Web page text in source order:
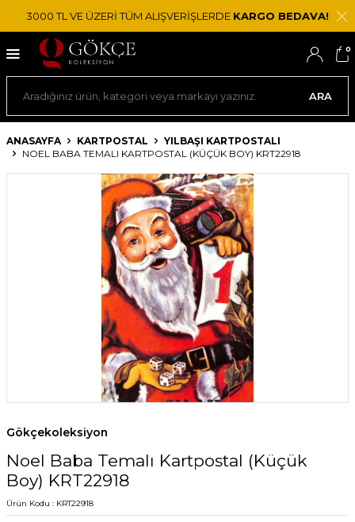
3000 TL VE ÜZERİ TÜM ALIŞVERİŞLERDE KARGO BEDAVA!
ARA
0
ANASAYFA KARTPOSTAL
YILBAŞI KARTPOSTALI
NOEL BABA TEMALI KARTPOSTAL (KÜÇÜK BOY) KRT22918
Gökçekoleksiyon
Noel Baba Temalı Kartpostal (Küçük
Boy) KRT22918
Ürün Kodu : KRT22918